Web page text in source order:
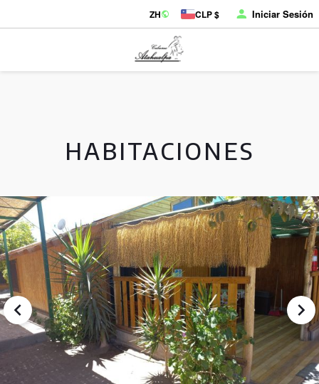
ZH CLP $ Iniciar Sesión
HABITACIONES